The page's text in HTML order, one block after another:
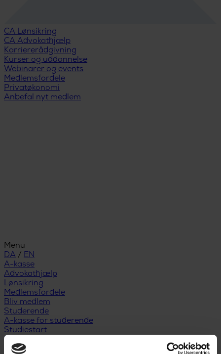
CA Lønsikring
CA Advokathjælp
Karriererådgivning
Kurser og uddannelse
Webinarer og events
Medlemsfordele
Privatøkonomi
Anbefal nyt medlem
Menu
DA / EN
A-kasse
Advokathjælp
Lønsikring
Medlemsfordele
Bliv medlem
Studerende
A-kasse for studerende
Studiestart
Snart færdiguddannet
Nyuddannet